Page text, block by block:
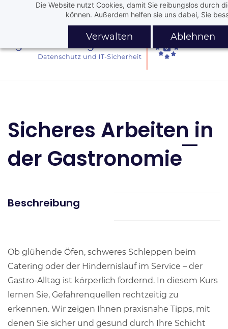
Die Website nutzt Cookies, damit Sie reibungslos durch
können. Außerdem helfen sie uns dabei, Sie
Verwalten Ablehnen
content
Sicheres Arbeiten in
der Gastronomie
Beschreibung
Ob glühende Öfen, schweres Schleppen beim
Catering oder der Hindernislauf im Service – der
Gastro-Alltag ist körperlich fordernd. In diesem Kurs
lernen Sie, Gefahrenquellen rechtzeitig zu
erkennen. Wir zeigen Ihnen praxisnahe Tipps, mit
denen Sie sicher und gesund durch Ihre Schicht